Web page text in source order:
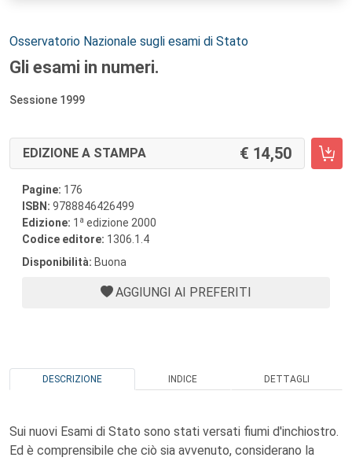
Autori:
Osservatorio Nazionale sugli esami di Stato
Gli esami in numeri.
Sessione 1999
EDIZIONE A STAMPA 14,50
Pagine: 176
ISBN: 9788846426499
Edizione: 1 a edizione 2000
Codice editore: 1306.1.4
Disponibilità: Buona
AGGIUNGI AI PREFERITI
DESCRIZIONE INDICE DETTAGLI
Sui nuovi Esami di Stato sono stati versati fiumi d'inchiostro.
Ed è comprensibile che ciò sia avvenuto, considerano la